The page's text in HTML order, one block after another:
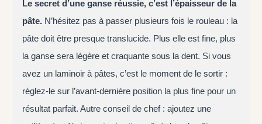
Le secret d’une ganse réussie, c’est l’épaisseur de la
pâte.N’hésitez pas à passer plusieurs fois le rouleau : la
pâte doit être presque translucide. Plus elle est fine, plus
la ganse sera légère et craquante sous la dent. Si vous
avez un laminoir à pâtes, c’est le moment de le sortir :
réglez-le sur l’avant-dernière position la plus fine pour un
résultat parfait. Autre conseil de chef : ajoutez une